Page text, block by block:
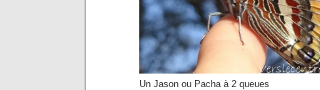
Un Jason ou Pacha à 2 queues